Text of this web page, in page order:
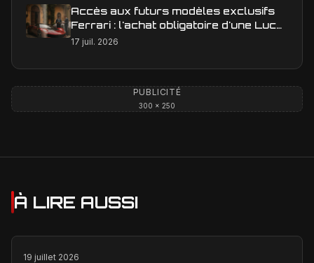
Accès aux futurs modèles exclusifs
Ferrari : l'achat obligatoire d'une Luce
est-il une réalité ?
17 juil. 2026
PUBLICITÉ
300 × 250
À LIRE AUSSI
19 juillet 2026